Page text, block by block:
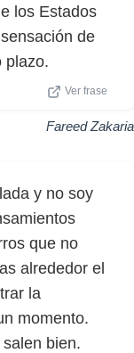
los Estados
de
plazo.
Ver frase
Fareed Zakaria
y no soy
que no
alrededor el
la
momento.
bien.